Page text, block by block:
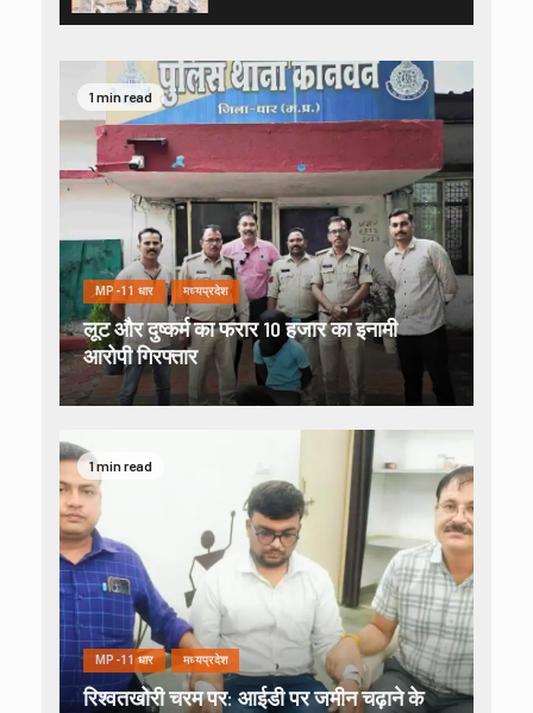
1 min read
MP-11 धार मध्यप्रदेश
लूट और दुष्कर्म का फरार 10 हजार का इनामी
आरोपी गिरफ्तार
1 min read
MP-11 धार मध्यप्रदेश
रिश्वतखोरी चरम पर: आईडी पर जमीन चढ़ाने के